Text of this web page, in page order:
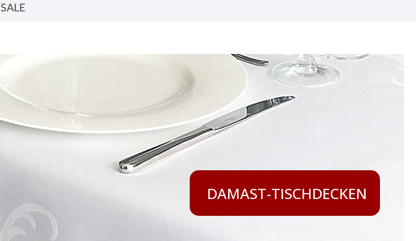
SALE
DAMAST-TISCHDECKEN